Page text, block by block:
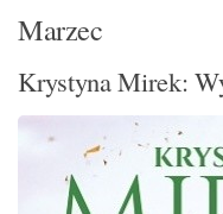
Marzec
Krystyna Mirek: